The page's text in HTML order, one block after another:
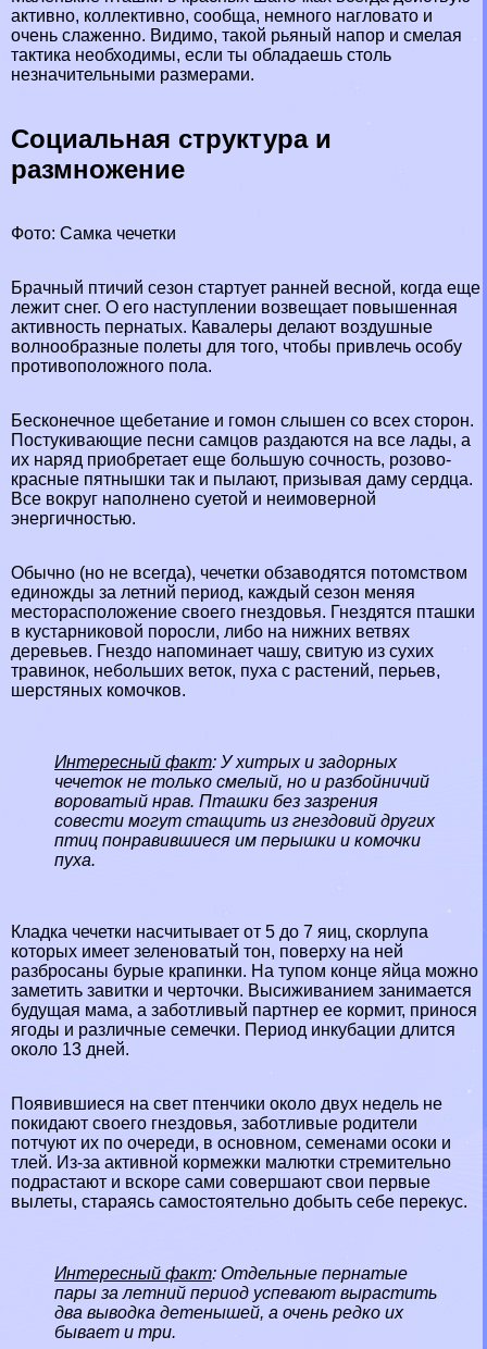
активно, коллективно, сообща, немного нагловато и
очень слаженно. Видимо, такой рьяный напор и смелая
тактика необходимы, если ты обладаешь столь
незначительными размерами.
Социальная структура и
размножение
Фото: Самка чечетки
Брачный птичий сезон стартует ранней весной, когда еще
лежит снег. О его наступлении возвещает повышенная
активность пернатых. Кавалеры делают воздушные
волнообразные полеты для того, чтобы привлечь особу
противоположного пола.
Бесконечное щeбeтание и гомон слышен со всех сторон.
Постукивающие песни самцов раздаются на все лады, а
их наряд приобретает еще большую сочность, розово-
красные пятнышки так и пылают, призывая даму сердца.
Все вокруг наполнено суетой и неимоверной
энергичностью.
Обычно (но не всегда), чечетки обзаводятся потомством
единожды за летний период, каждый сезон меняя
месторасположение своего гнездовья. Гнездятся пташки
в кустарниковой поросли, либо на нижних ветвях
деревьев. Гнездо напоминает чашу, свитую из сухих
травинок, небольших веток, пуха с растений, перьев,
шерстяных комочков.
Интересный факт: У хитрых и задорных
чечеток не только смелый, но и разбойничий
вороватый нрав. Пташки без зазрения
совести могут стащить из гнездовий других
птиц понравившиеся им перышки и комочки
пуха.
Кладка чечетки насчитывает от 5 до 7 яиц, скорлупа
которых имеет зеленоватый тон, поверху на ней
разбросаны бурые крапинки. На тупом конце яйца можно
заметить завитки и черточки. Высиживанием занимается
будущая мама, а заботливый партнер ее кормит, принося
ягоды и различные семечки. Период инкубации длится
около 13 дней.
Появившиеся на свет птенчики около двух недель не
покидают своего гнездовья, заботливые родители
потчуют их по очереди, в основном, семенами осоки и
тлей. Из-за активной кормежки малютки стремительно
подрастают и вскоре сами совершают свои первые
вылеты, стараясь самостоятельно добыть себе перекус.
Интересный факт: Отдельные пернатые
пары за летний период успевают вырастить
два выводка детенышей, а очень редко их
бывает и три.